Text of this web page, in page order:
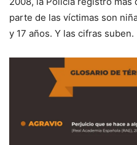
parte de las víctimas son
y 17 años. Y las cifras suben.